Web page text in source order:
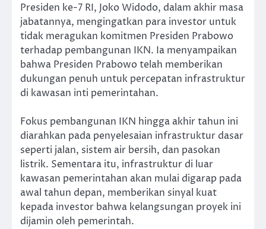
Presiden ke-7 RI, Joko Widodo, dalam akhir masa
jabatannya, mengingatkan para investor untuk
tidak meragukan komitmen Presiden Prabowo
terhadap pembangunan IKN. Ia menyampaikan
bahwa Presiden Prabowo telah memberikan
dukungan penuh untuk percepatan infrastruktur
di kawasan inti pemerintahan.
Fokus pembangunan IKN hingga akhir tahun ini
diarahkan pada penyelesaian infrastruktur dasar
seperti jalan, sistem air bersih, dan pasokan
listrik. Sementara itu, infrastruktur di luar
kawasan pemerintahan akan mulai digarap pada
awal tahun depan, memberikan sinyal kuat
kepada investor bahwa kelangsungan proyek ini
dijamin oleh pemerintah.